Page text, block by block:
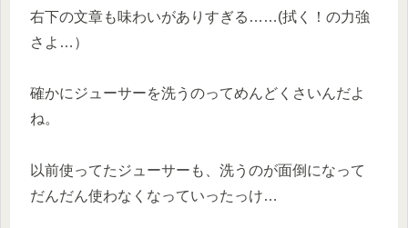
右下の文章も味わいがありすぎる……(拭く！の力強
さよ…）
確かにジューサーを洗うのってめんどくさいんだよ
ね。
以前使ってたジューサーも、洗うのが面倒になって
だんだん使わなくなっていったっけ…